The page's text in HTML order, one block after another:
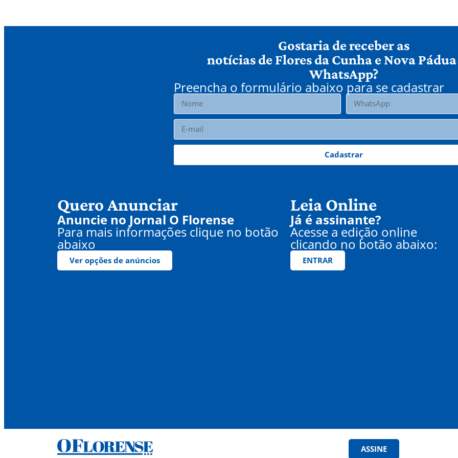
Gostaria de receber as
notícias de Flores da Cunha e Nova
WhatsApp?
Preencha o formulário abaixo para se cadastrar
Cadastrar
Quero Anunciar
Anuncie no Jornal O Florense
Para mais informações clique no botão
abaixo
Ver opções de anúncios
Leia Online
Já é assinante?
Acesse a edição online
clicando no botão abaixo:
ENTRAR
ASSINE